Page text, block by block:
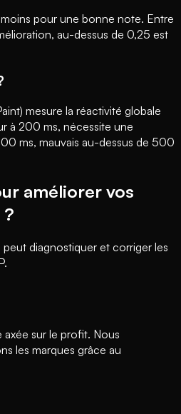
pour une bonne note. Entre
au-dessus de 0,25 est
mesure la réactivité globale
à 200 ms, nécessite une
ms, mauvais au-dessus de 500
améliorer vos
diagnostiquer et corriger les
sur le profit. Nous
les marques grâce au